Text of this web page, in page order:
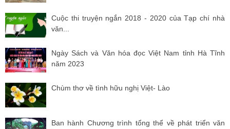
Cuộc thi truyện ngắn 2018 - 2020 của Tạp chí nhà
văn...
Ngày Sách và Văn hóa đọc Việt Nam tỉnh Hà Tĩnh
năm 2023
Chùm thơ về tình hữu nghị Việt- Lào
Ban hành Chương trình tổng thể về phát triển văn